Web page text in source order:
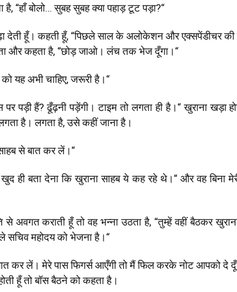
है, “हाँ बोलो… सुबह सुबह क्या पहाड़ टूट पड़ा?“
देती हूँ। कहती हूँ, “पिछले साल के अलोकेशन और एक्सपेंडीचर की
और कहता है, “छोड़ जाओ। लंच तक भेज दूँगा। “
यह अभी चाहिए,जरूरी है। “
पर पड़ी हैं?ढूँढ़नी पड़ेंगी। टाइम तो लगता ही है। “खुराना खड़ा
है। लगता है,उसे कहीं जाना है।
से बात कर लें।“
खुद ही बता देना कि खुराना साहब ये कह रहे थे। “ और वह बिना
से अवगत कराती हूँ तो वह भन्ना उठता है, “तुम्हें वहीं बैठकर
सचिव महोदय को भेजना है। “
कर लें। मेरे पास फिगर्स आएँगी तो मैं फिल करके नोट आपको दे
हूँ तो बॉस बैठने को कहता है।